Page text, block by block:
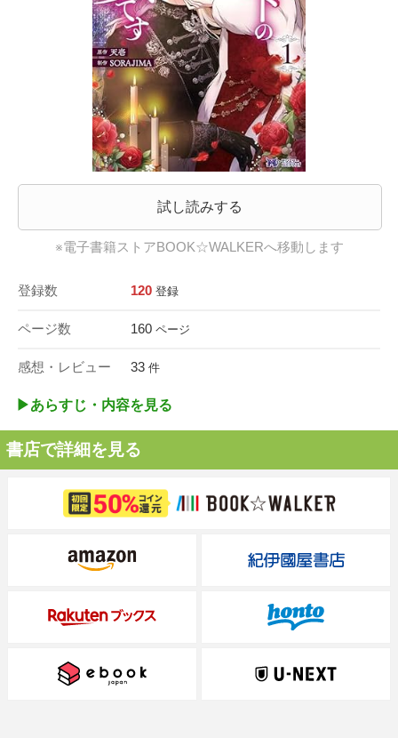
試し読みする
※電子書籍ストアBOOK☆WALKERへ移動します
登録数 120 登録
ページ数 160 ページ
感想・レビュー 33 件
▶︎あらすじ・内容を見る
書店で詳細を見る